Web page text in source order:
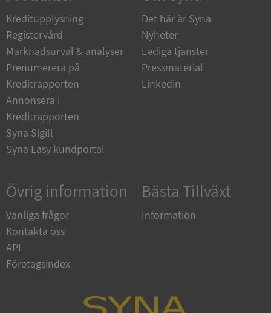
Kreditupplysning
Registervård
Marknadsurval & analyser
Prenumerera på
Kreditrapporten
Annonsera i
Kreditrapporten
Syna Sigill
Syna Easy kundportal
Det här är Syna
Nyheter
Lediga tjänster
Pressmaterial
Linkedin
Övrig information
Vanliga frågor
Kontakta oss
API
Företagsindex
Bästa Tillväxt
Information
www.google.com
ASP.NET_SessionId
__RequestVerificationToken
Microsoft
en.syna.se